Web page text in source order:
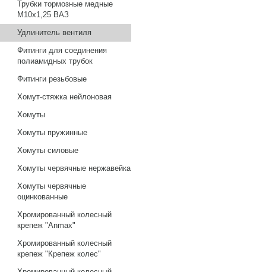
Трубки тормозные медные
М10х1,25 ВАЗ
Удлинитель вентиля
Фитинги для соединения
полиамидных трубок
Фитинги резьбовые
Хомут-стяжка нейлоновая
Хомуты
Хомуты пружинные
Хомуты силовые
Хомуты червячные нержавейка
Хомуты червячные
оцинкованные
Хромированный колесный
крепеж "Anmax"
Хромированный колесный
крепеж "Крепеж колес"